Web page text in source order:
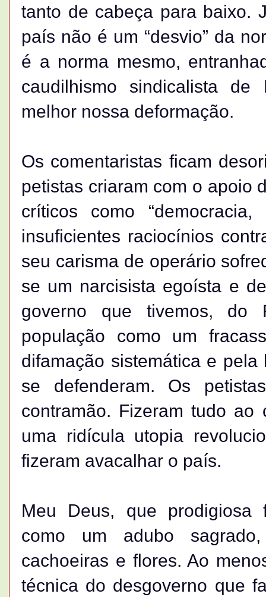
tanto de cabeça para baixo.
país não é um “desvio” da
é a norma mesmo,
caudilhismo sindicalista
melhor nossa deformação.
Os comentaristas ficam
petistas criaram com o apoio
críticos como
insuficientes raciocínios
seu carisma de operário
se um narcisista egoísta e
governo que tivemos, do
população como um
difamação sistemática e
se defenderam. Os
contramão. Fizeram tudo
uma ridícula utopia
fizeram avacalhar o país.
Meu Deus, que prodigiosa
como um adubo
cachoeiras e flores. Ao
técnica do desgoverno que